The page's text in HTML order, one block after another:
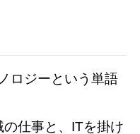
ロジーという単語
仕事と、ITを掛け